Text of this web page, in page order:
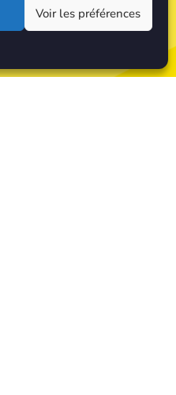
Voir les préférences